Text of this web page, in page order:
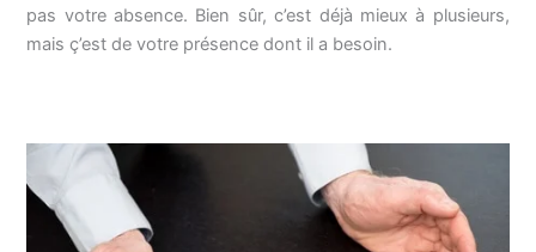
pas votre absence. Bien sûr, c’est déjà mieux à plusieurs,
mais ç’est de votre présence dont il a besoin.